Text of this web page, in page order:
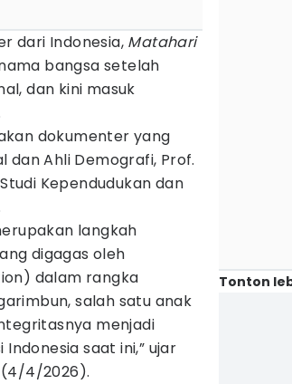
dari Indonesia, Matahari
bangsa setelah
dan kini masuk
dokumenter yang
dan Ahli Demografi, Prof.
Kependudukan dan
langkah
digagas oleh
dalam rangka
salah satu anak
menjadi
saat ini,” ujar
(4/4/2026).
Tonton